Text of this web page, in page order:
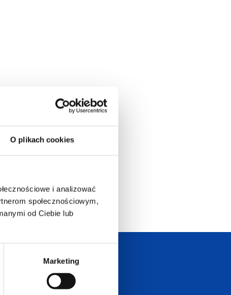
O plikach cookies
i analizować
społecznościowym,
od Ciebie lub
Marketing
Szeroka oferta
produktów